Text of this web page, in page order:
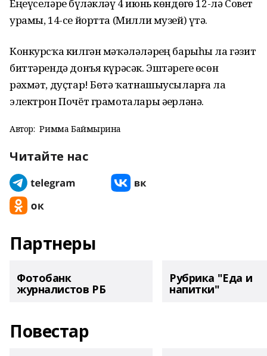
Еңеүселәрҙе бүләкләү 4 июнь көндөҙгө 12-лә Совет
урамы, 14-се йортта (Милли музей) үтә.
Конкурсҡа килгән мәҡәләләрҙең барыһы ла гәзит
биттәрендә донъя күрәсәк. Эштәрегеҙ өсөн
рәхмәт, дуҫтар! Бөтә ҡатнашыусыларға ла
электрон Почёт грамоталары әҙерләнә.
Автор: Римма Баймырҙина
Читайте нас
Партнеры
Фотобанк
журналистов РБ
Рубрика "Еда и
напитки"
Повестар